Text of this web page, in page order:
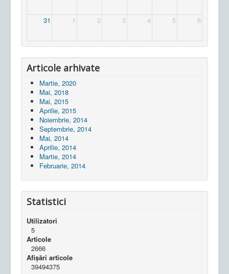
31 1 2 3 4 5 6
Articole arhivate
Martie, 2020
Mai, 2018
Mai, 2015
Aprilie, 2015
Noiembrie, 2014
Septembrie, 2014
Mai, 2014
Aprilie, 2014
Martie, 2014
Februarie, 2014
Statistici
Utilizatori
5
Articole
2666
Afișări articole
39494375